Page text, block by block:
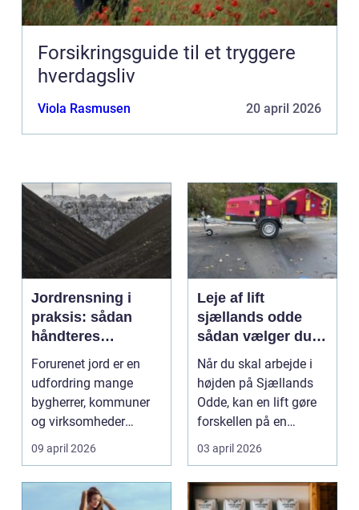
Forsikringsguide til et tryggere
hverdagsliv
Viola Rasmusen 20 april 2026
Jordrensning i
praksis: sådan
håndteres
forurenet jord
ansvarligt
Forurenet jord er en
udfordring mange
bygherrer, kommuner
og virksomheder
møder, når gamle
industrig...
09 april 2026
Leje af lift
sjællands odde
sådan vælger du
den rigtige løsning
Når du skal arbejde i
højden på Sjællands
Odde, kan en lift gøre
forskellen på en
besværlig og en ov...
03 april 2026